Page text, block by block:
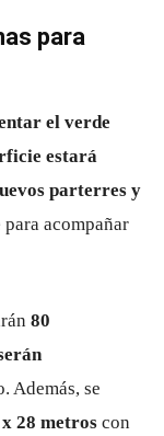
para
el verde
estará
parterres y
para acompañar
80
Además, se
28 metros con